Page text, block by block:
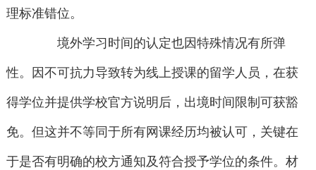
理标准错位。
境外学习时间的认定也因特殊情况有所弹
性。因不可抗力导致转为线上授课的留学人员，在获
得学位并提供学校官方说明后，出境时间限制可获豁
免。但这并不等同于所有网课经历均被认可，关键在
于是否有明确的校方通知及符合授予学位的条件。材